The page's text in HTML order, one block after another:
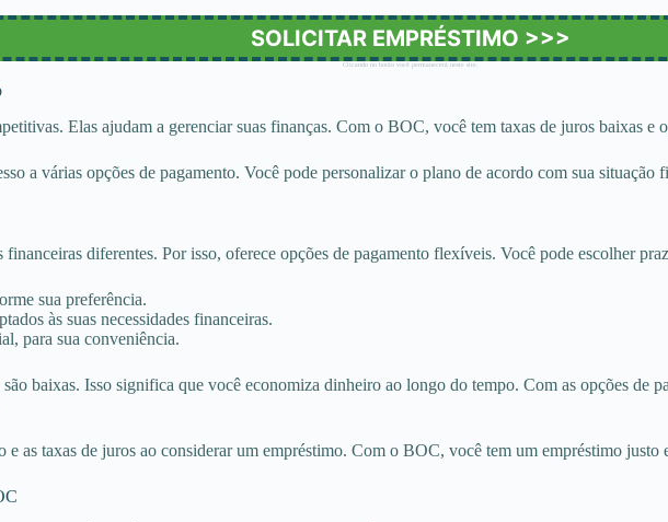
SOLICITAR EMPRÉSTIMO >>>
Clicando no botão você permanecerá neste site.
Elas ajudam a gerenciar suas finanças. Com o BOC, você tem taxas de juros baixas e
a várias opções de pagamento. Você pode personalizar o plano de acordo com sua
diferentes. Por isso, oferece opções de pagamento flexíveis. Você pode escolher
sua preferência.
às suas necessidades financeiras.
para sua conveniência.
baixas. Isso significa que você economiza dinheiro ao longo do tempo. Com as opções de
as taxas de juros ao considerar um empréstimo. Com o BOC, você tem um empréstimo justo